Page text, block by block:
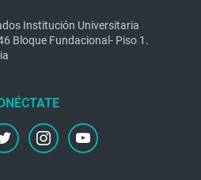
Institución Universitaria
Bloque Fundacional- Piso 1.